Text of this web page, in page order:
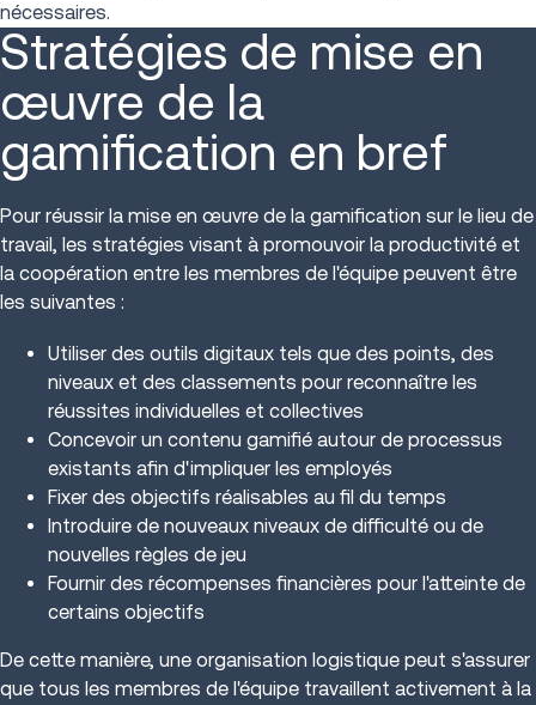
nécessaires.
Stratégies de mise en
œuvre de la
gamification en bref
Pour réussir la mise en œuvre de la gamification sur le lieu de
travail, les stratégies visant à promouvoir la productivité et
la coopération entre les membres de l'équipe peuvent être
les suivantes :
Utiliser des outils digitaux tels que des points, des
niveaux et des classements pour reconnaître les
réussites individuelles et collectives
Concevoir un contenu gamifié autour de processus
existants afin d'impliquer les employés
Fixer des objectifs réalisables au fil du temps
Introduire de nouveaux niveaux de difficulté ou de
nouvelles règles de jeu
Fournir des récompenses financières pour l'atteinte de
certains objectifs
De cette manière, une organisation logistique peut s'assurer
que tous les membres de l'équipe travaillent activement à la